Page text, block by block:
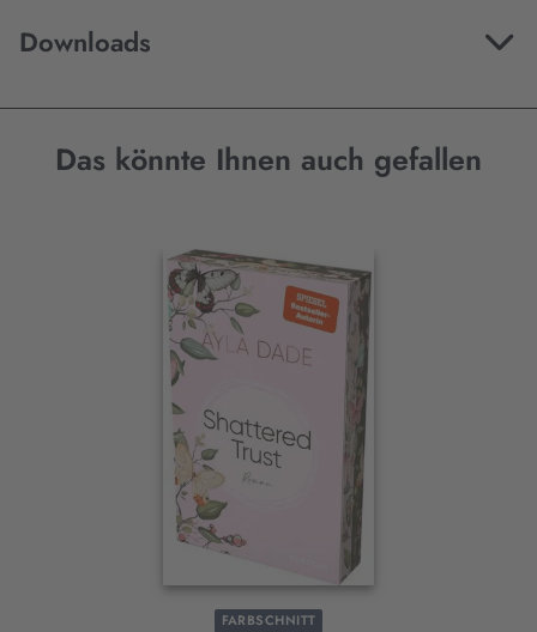
Downloads
Das könnte Ihnen auch gefallen
Interaktives
FARBSCHNITT